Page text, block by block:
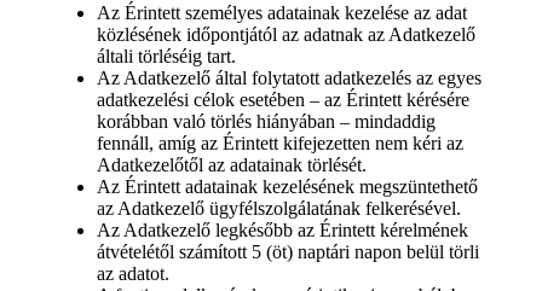
Az Érintett személyes adatainak kezelése az adat
közlésének időpontjától az adatnak az Adatkezelő
általi törléséig tart.
Az Adatkezelő által folytatott adatkezelés az egyes
adatkezelési célok esetében – az Érintett kérésére
korábban való törlés hiányában – mindaddig
fennáll, amíg az Érintett kifejezetten nem kéri az
Adatkezelőtől az adatainak törlését.
Az Érintett adatainak kezelésének megszüntethető
az Adatkezelő ügyfélszolgálatának felkerésével.
Az Adatkezelő legkésőbb az Érintett kérelmének
átvételétől számított 5 (öt) naptári napon belül törli
az adatot.